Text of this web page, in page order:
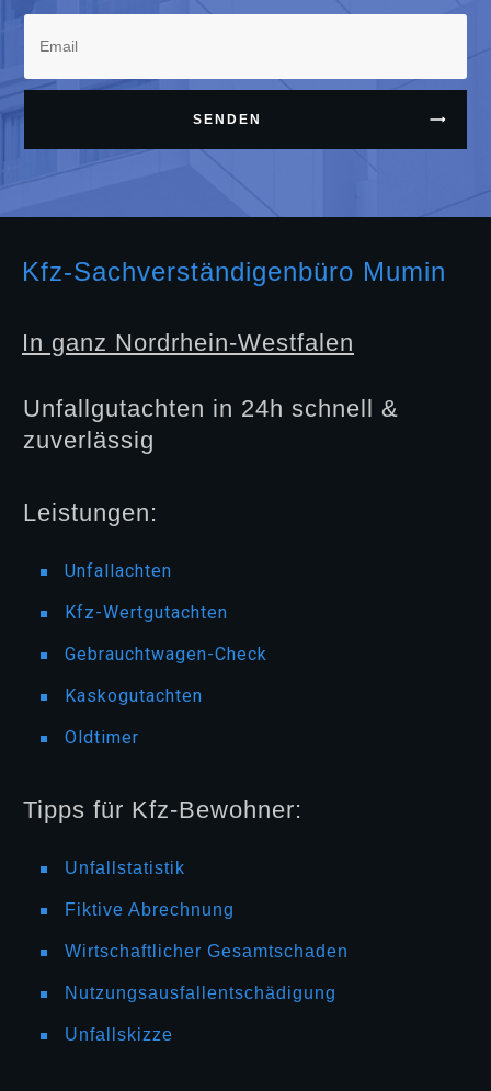
SENDEN
Kfz-Sachverständigenbüro Mumin
In ganz Nordrhein-Westfalen
Unfallgutachten in 24h schnell &
zuverlässig
Leistungen:
Unfallachten
Kfz-Wertgutachten
Gebrauchtwagen-Check
Kaskogutachten
Oldtimer
Tipps für Kfz-Bewohner:
Unfallstatistik
Fiktive Abrechnung
Wirtschaftlicher Gesamtschaden
Nutzungsausfallentschädigung
Unfallskizze